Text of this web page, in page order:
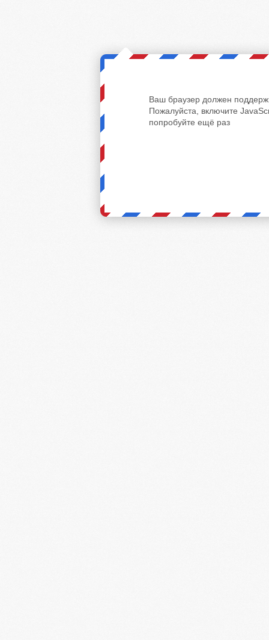
Ваш браузер должен
Пожалуйста, включите
попробуйте ещё раз